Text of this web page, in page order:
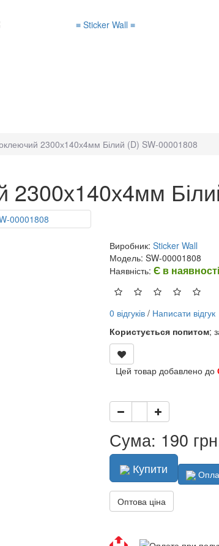
2300х140х4мм Білий (D) SW-00001808
2300х140х4мм
Виробник: Sticker Wall
Модель: SW-00001808
Наявність: Є в наявності
0 відгуків / Написати відгук
Користується попитом;
Цей товар добавлено до
Сума: 190
Купити
Оптова ціна